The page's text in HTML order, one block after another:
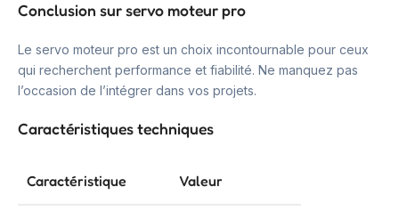
Conclusion sur servo moteur pro
Le servo moteur pro est un choix incontournable pour ceux
qui recherchent performance et fiabilité. Ne manquez pas
l’occasion de l’intégrer dans vos projets.
Caractéristiques techniques
Caractéristique Valeur